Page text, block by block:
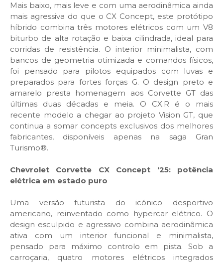
Mais baixo, mais leve e com uma aerodinâmica ainda
mais agressiva do que o CX Concept, este protótipo
híbrido combina três motores elétricos com um V8
biturbo de alta rotação e baixa cilindrada, ideal para
corridas de resistência. O interior minimalista, com
bancos de geometria otimizada e comandos físicos,
foi pensado para pilotos equipados com luvas e
preparados para fortes forças G. O design preto e
amarelo presta homenagem aos Corvette GT das
últimas duas décadas e meia. O CX.R é o mais
recente modelo a chegar ao projeto Vision GT, que
continua a somar concepts exclusivos dos melhores
fabricantes, disponíveis apenas na saga Gran
Turismo®.
Chevrolet Corvette CX Concept '25: potência
elétrica em estado puro
Uma versão futurista do icónico desportivo
americano, reinventado como hypercar elétrico. O
design esculpido e agressivo combina aerodinâmica
ativa com um interior funcional e minimalista,
pensado para máximo controlo em pista. Sob a
carroçaria, quatro motores elétricos integrados